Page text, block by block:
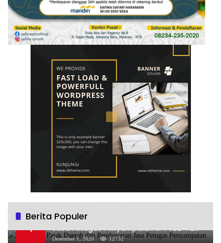
Berita Populer
1
Sosialisasi Pajak Daerah dan Pembayaran
Jasa Petugas Penyampaian SPT PBB-P2
Kota Mataram
Desember 1, 2020 12732